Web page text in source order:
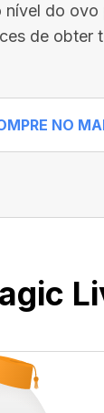
nível do
de obter
NO